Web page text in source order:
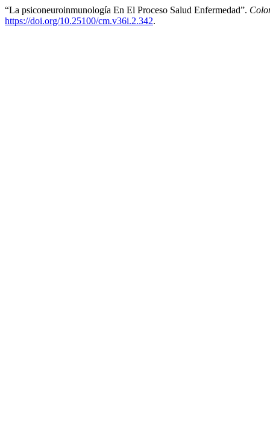
“La psiconeuroinmunología En El Proceso Salud Enfermedad”.
https://doi.org/10.25100/cm.v36i.2.342.